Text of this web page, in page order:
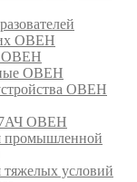
ОВЕН
ОВЕН
ОВЕН
ОВЕН
7АЧ ОВЕН
промышленной
тяжелых условий